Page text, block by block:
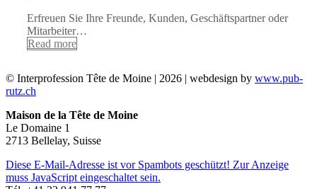
Erfreuen Sie Ihre Freunde, Kunden, Geschäftspartner oder
Mitarbeiter…
Read more
© Interprofession Tête de Moine | 2026 | webdesign by www.pub-
rutz.ch
Maison de la Tête de Moine
Le Domaine 1
2713 Bellelay, Suisse
Diese E-Mail-Adresse ist vor Spambots geschützt! Zur Anzeige
muss JavaScript eingeschaltet sein.